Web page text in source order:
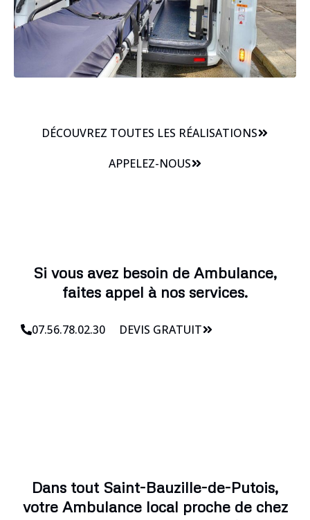
DÉCOUVREZ TOUTES LES RÉALISATIONS
APPELEZ-NOUS
Si vous avez besoin de Ambulance,
faites appel à nos services.
07.56.78.02.30 DEVIS GRATUIT
Dans tout Saint-Bauzille-de-Putois,
votre Ambulance local proche de chez